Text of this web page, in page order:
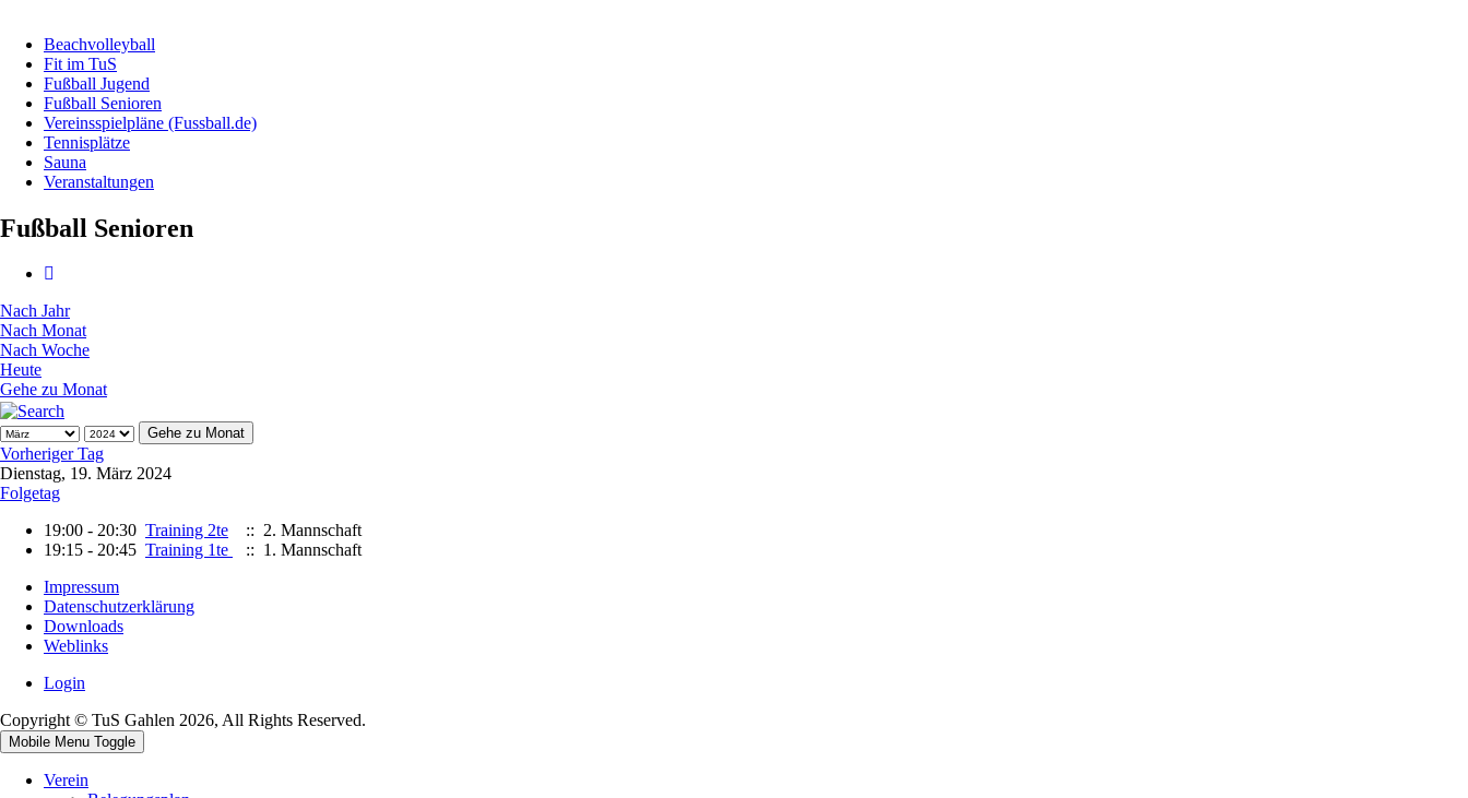
Beachvolleyball
Fit im TuS
Fußball Jugend
Fußball Senioren
Vereinsspielpläne (Fussball.de)
Tennisplätze
Sauna
Veranstaltungen
Fußball Senioren
Nach Jahr
Nach Monat
Nach Woche
Heute
Gehe zu Monat
Gehe zu Monat
Vorheriger Tag
Dienstag, 19. März 2024
Folgetag
19:00 - 20:30 Training 2te
:: 2. Mannschaft
19:15 - 20:45 Training 1te
:: 1. Mannschaft
Impressum
Datenschutzerklärung
Downloads
Weblinks
Login
Copyright © TuS Gahlen 2026, All Rights Reserved.
Mobile Menu Toggle
Verein